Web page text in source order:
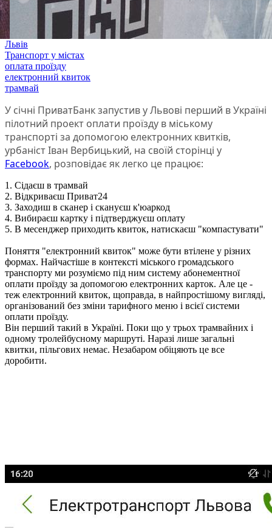
Львів
Транспорт у містах
оплата проїзду
електронний квиток
трамвай
У січні ПриватБанк запустив у Львові перший в Україні
пілотний проект оплати проїзду в міському
транспорті за допомогою електронних квитків,
урбаніст Іван Вербицький, на своїй сторінці у
Facebook, розповідає як легко це працює:
1. Сідаєш в трамвай
2. Відкриваєш Приват24
3. Заходиш в сканер і скануєш к'юаркод
4. Вибираєш картку і підтверджуєш оплату
5. В месенджер приходить квиток, натискаєш "компастувати"
Поняття "електронний квиток" може бути втілене у різних
формах. Найчастіше в контексті міського громадського
транспорту ми розуміємо під ним систему абонементної
оплати проїзду за допомогою електронних карток. Але це -
теж електронний квиток, щоправда, в найпростішому вигляді,
організований без зміни тарифного меню і всієї системи
оплати проїзду.
Він перший такий в Україні. Поки що у трьох трамвайних і
одному тролейбусному маршруті. Наразі лише загальні
квитки, пільгових немає. Незабаром обіцяють це все
доробити.